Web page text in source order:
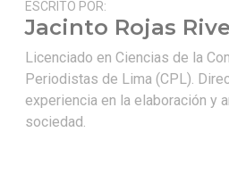
ESCRITO POR:
Jacinto Rojas
Licenciado en Ciencias de la
Periodistas de Lima (CPL).
experiencia en la elaboración y
sociedad.